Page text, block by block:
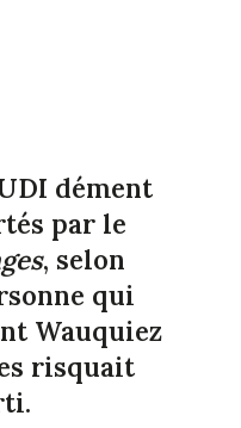
dément
par le
, selon
qui
Wauquiez
risquait